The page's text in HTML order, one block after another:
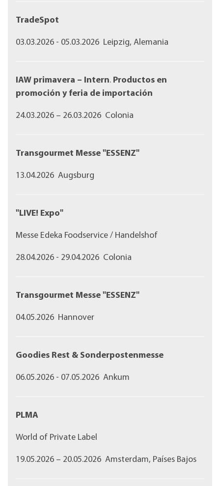
TradeSpot
03.03.2026 - 05.03.2026 Leipzig, Alemania
IAW primavera – Intern. Productos en
promoción y feria de importación
24.03.2026 – 26.03.2026 Colonia
Transgourmet Messe "ESSENZ"
13.04.2026 Augsburg
"LIVE! Expo"
Messe Edeka Foodservice / Handelshof
28.04.2026 - 29.04.2026 Colonia
Transgourmet Messe "ESSENZ"
04.05.2026 Hannover
Goodies Rest & Sonderpostenmesse
06.05.2026 - 07.05.2026 Ankum
PLMA
World of Private Label
19.05.2026 – 20.05.2026 Amsterdam, Países Bajos